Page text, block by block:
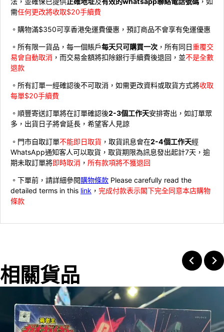
需任何更改將收取$20手續費
。購物滿$350可享香港免運費優惠，預訂商品不會享有免運優惠
。所有限一貨品，每一個賬戶每天只可購買一次 ，所有同日重覆交
易會自動取消 ，而交易金額將扣除銀行手續費後退回，並不是全數
退款
。所有訂單一經確認後不可取消，如需更改資料或取貨方式將收取
每單$20手續費
。順豐寄送訂單將在訂單確認後2-3個工作天安排寄出，如訂單眾
多，出貨日子將會延長，希望客人見諒
。門市自取訂單不能即日取貨 ，取貨訊息會在2-4個工作天經
WhatsApp通知客人可以取貨，取貨期限為訊息發出起計7天，逾
期未取訂單將即時取消 ， 所有款項將不獲退回
。下單前，請詳細參閱購物條款 Please carefully read the
detailed terms in this link ， 完成付款表示閣下完全同意本店購物
條款
相關貨品